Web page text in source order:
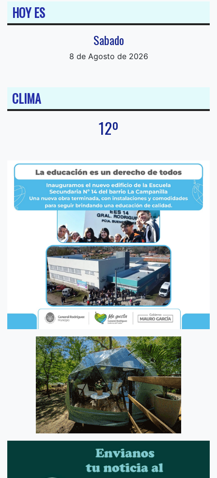
HOY ES
Sabado
8 de Agosto de 2026
CLIMA
12º